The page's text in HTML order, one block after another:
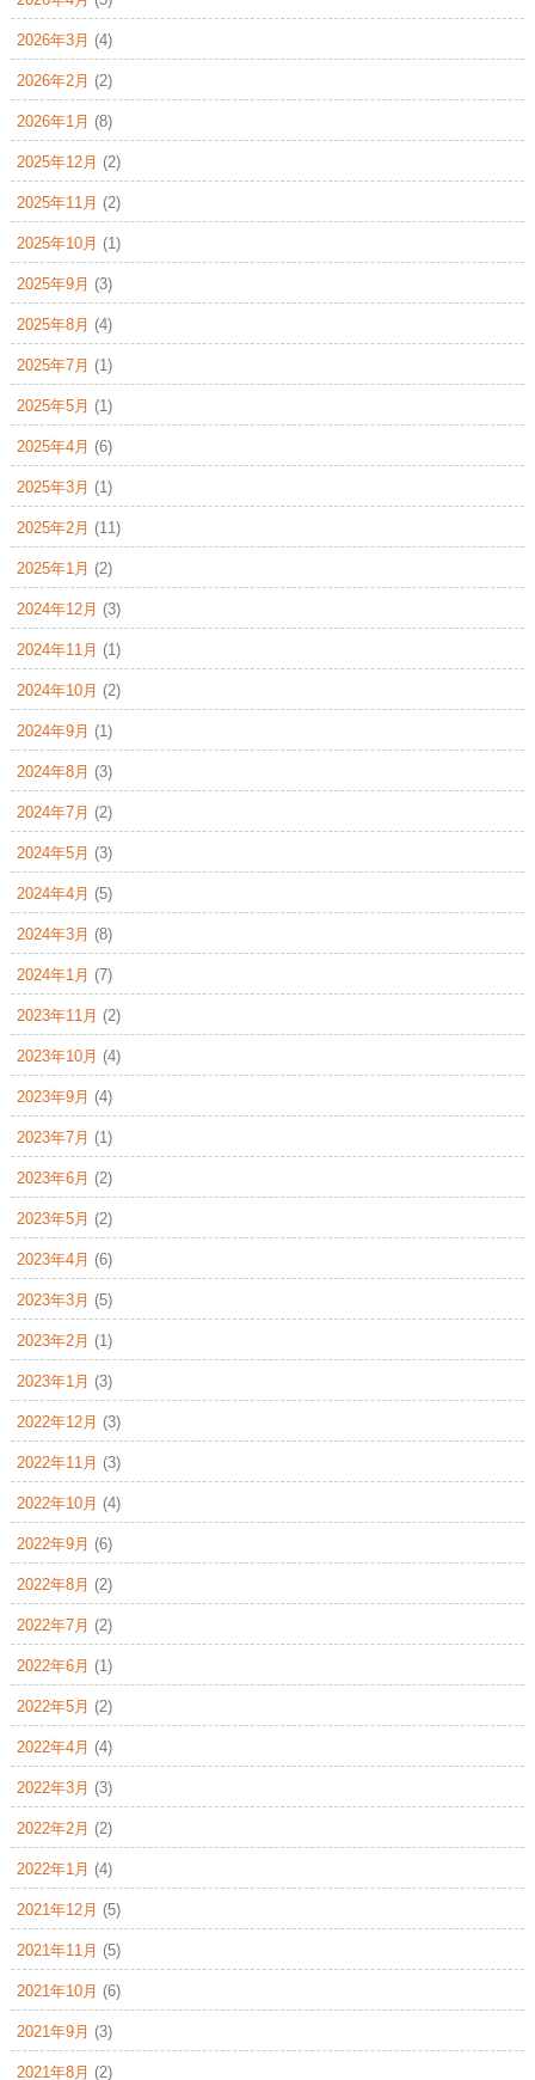
2026年3月 (4)
2026年2月 (2)
2026年1月 (8)
2025年12月 (2)
2025年11月 (2)
2025年10月 (1)
2025年9月 (3)
2025年8月 (4)
2025年7月 (1)
2025年5月 (1)
2025年4月 (6)
2025年3月 (1)
2025年2月 (11)
2025年1月 (2)
2024年12月 (3)
2024年11月 (1)
2024年10月 (2)
2024年9月 (1)
2024年8月 (3)
2024年7月 (2)
2024年5月 (3)
2024年4月 (5)
2024年3月 (8)
2024年1月 (7)
2023年11月 (2)
2023年10月 (4)
2023年9月 (4)
2023年7月 (1)
2023年6月 (2)
2023年5月 (2)
2023年4月 (6)
2023年3月 (5)
2023年2月 (1)
2023年1月 (3)
2022年12月 (3)
2022年11月 (3)
2022年10月 (4)
2022年9月 (6)
2022年8月 (2)
2022年7月 (2)
2022年6月 (1)
2022年5月 (2)
2022年4月 (4)
2022年3月 (3)
2022年2月 (2)
2022年1月 (4)
2021年12月 (5)
2021年11月 (5)
2021年10月 (6)
2021年9月 (3)
2021年8月 (2)